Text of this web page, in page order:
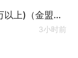
储备干部（五险一金+年收入7万以上)（金盟道路设施公司）
3小时前